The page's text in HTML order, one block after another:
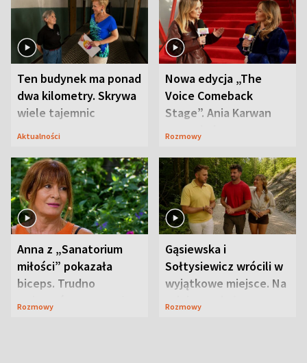
Ten budynek ma ponad
dwa kilometry. Skrywa
wiele tajemnic
Aktualności
Nowa edycja „The
Voice Comeback
Stage”. Ania Karwan
zapowiada
Rozmowy
Anna z „Sanatorium
miłości” pokazała
biceps. Trudno
uwierzyć, co przeszła
Rozmowy
Gąsiewska i
Sołtysiewicz wrócili w
wyjątkowe miejsce. Na
szlaku czekał
Rozmowy